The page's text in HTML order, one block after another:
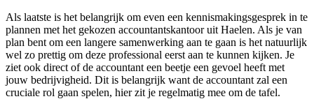
Als laatste is het belangrijk om even een kennismakingsgesprek in te
plannen met het gekozen accountantskantoor uit Haelen. Als je van
plan bent om een langere samenwerking aan te gaan is het natuurlijk
wel zo prettig om deze professional eerst aan te kunnen kijken. Je
ziet ook direct of de accountant een beetje een gevoel heeft met
jouw bedrijvigheid. Dit is belangrijk want de accountant zal een
cruciale rol gaan spelen, hier zit je regelmatig mee om de tafel.